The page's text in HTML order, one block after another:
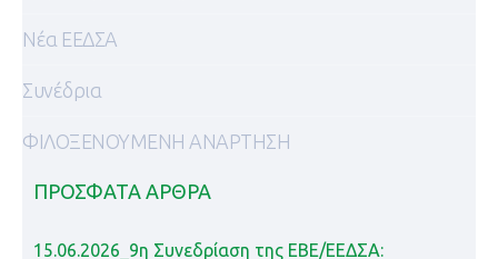
Νέα ΕΕΔΣΑ
Συνέδρια
ΦΙΛΟΞΕΝΟΥΜΕΝΗ ΑΝΑΡΤΗΣΗ
ΠΡΌΣΦΑΤΑ ΆΡΘΡΑ
15.06.2026_9η Συνεδρίαση της ΕΒΕ/ΕΕΔΣΑ: